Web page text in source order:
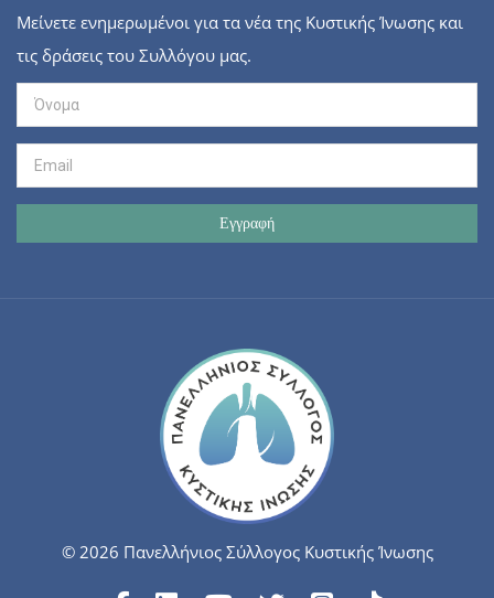
Μείνετε ενημερωμένοι για τα νέα της Κυστικής Ίνωσης και
τις δράσεις του Συλλόγου μας.
© 2026 Πανελλήνιος Σύλλογος Κυστικής Ίνωσης